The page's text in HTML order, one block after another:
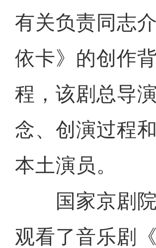
有关负责同志
依卡》的创作
程，该剧总导
念、创演过程
本土演员。
国家京剧院
观看了音乐剧